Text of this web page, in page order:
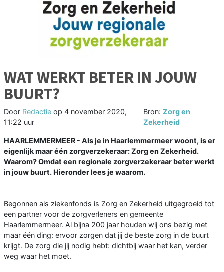
WAT WERKT BETER IN JOUW
BUURT?
Door Redactie op 4 november 2020,
11:22 uur
Bron:Zorg en
Zekerheid
HAARLEMMERMEER - Als je in Haarlemmermeer woont, is er
eigenlijk maar één zorgverzekeraar: Zorg en Zekerheid.
Waarom? Omdat een regionale zorgverzekeraar beter werkt
in jouw buurt. Hieronder lees je waarom.
Begonnen als ziekenfonds is Zorg en Zekerheid uitgegroeid tot
een partner voor de zorgverleners en gemeente
Haarlemmermeer. Al bijna 200 jaar houden wij ons bezig met
maar één ding: ervoor zorgen dat jij de beste zorg in de buurt
krijgt. De zorg die jij nodig hebt: dichtbij waar het kan, verder
weg waar het moet.